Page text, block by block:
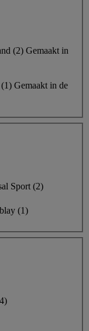
(2) Gemaakt in
(1) Gemaakt in de
Sport (2)
(1)